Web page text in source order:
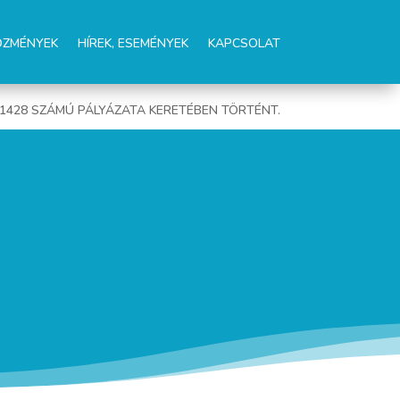
HÍREK, ESEMÉNYEK KAPCSOLAT
SZÁMÚ PÁLYÁZATA KERETÉBEN TÖRTÉNT.